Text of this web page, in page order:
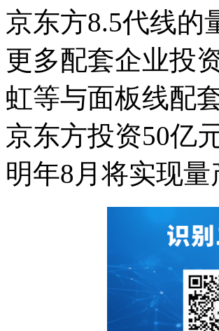
京东方8.5代线的
更多配套企业投
虹等与面板线配
京东方投资50亿
明年8月将实现量